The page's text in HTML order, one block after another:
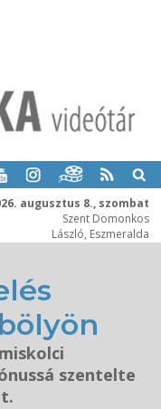
augusztus 8., szombat
Szent Domonkos
László, Eszmeralda
szentelte